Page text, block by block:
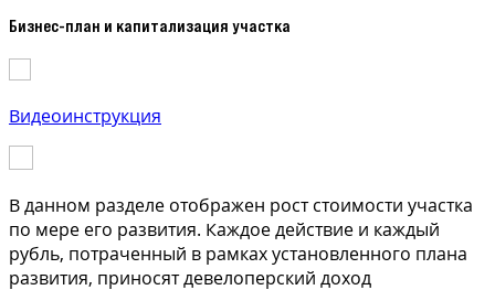
Бизнес-план и капитализация участка
Видеоинструкция
В данном разделе отображен рост стоимости участка
по мере его развития. Каждое действие и каждый
рубль, потраченный в рамках установленного плана
развития, приносят девелоперский доход